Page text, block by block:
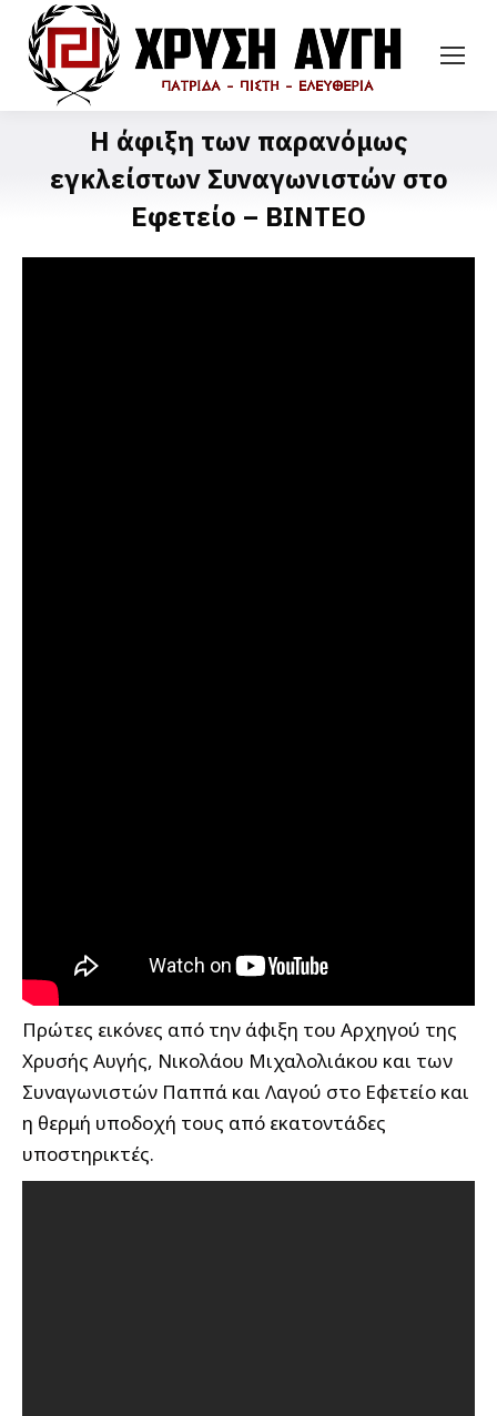
Η άφιξη των παρανόμως
εγκλείστων Συναγωνιστών στο
Εφετείο – ΒΙΝΤΕΟ
Πρώτες εικόνες από την άφιξη του Αρχηγού της
Χρυσής Αυγής, Νικολάου Μιχαλολιάκου και των
Συναγωνιστών Παππά και Λαγού στο Εφετείο και
η θερμή υποδοχή τους από εκατοντάδες
υποστηρικτές.